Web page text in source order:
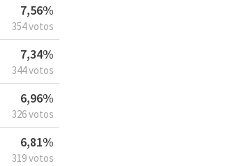
7,56%
354 votos
7,34%
344 votos
6,96%
326 votos
6,81%
319 votos